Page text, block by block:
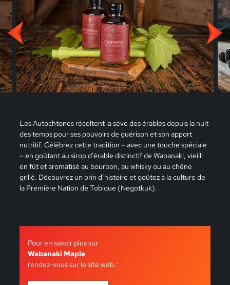
Les Autochtones récoltent la sève des érables depuis la nuit
des temps pour ses pouvoirs de guérison et son apport
nutritif. Célébrez cette tradition – avec une touche spéciale
– en goûtant au sirop d’érable distinctif de Wabanaki, vieilli
en fût et aromatisé au bourbon, au whisky ou au chêne
grillé. Découvrez un brin d’histoire et goûtez à la culture de
la Première Nation de Tobique (Negotkuk).
Pour en savoir plus sur
Wabanaki Maple
rendez-vous sur le site web.: